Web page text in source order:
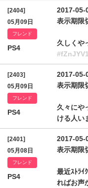
[2404]
05月09日
フレンド
PS4
2017-05-
表示期限
久しくや
[2403]
05月09日
フレンド
PS4
2017-05-
表示期限
久々にや
ける人い
[2401]
05月08日
フレンド
PS4
2017-05-
表示期限
最近ｽﾄﾗｲ
ればお声